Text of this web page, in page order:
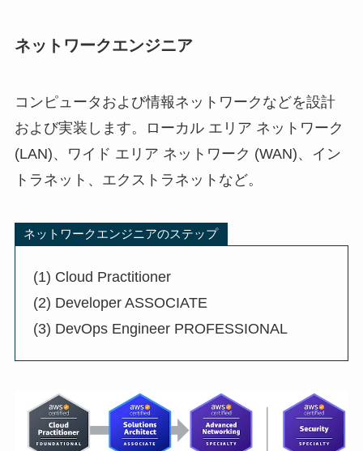
ネットワークエンジニア
コンピュータおよび情報ネットワークなどを設計
および実装します。ローカル エリア ネットワーク
(LAN)、ワイド エリア ネットワーク (WAN)、イン
トラネット、エクストラネットなど。
ネットワークエンジニアのステップ
(1) Cloud Practitioner
(2) Developer ASSOCIATE
(3) DevOps Engineer PROFESSIONAL